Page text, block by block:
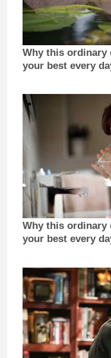
Why this ordinary
your best every
Why this ordinary
your best every